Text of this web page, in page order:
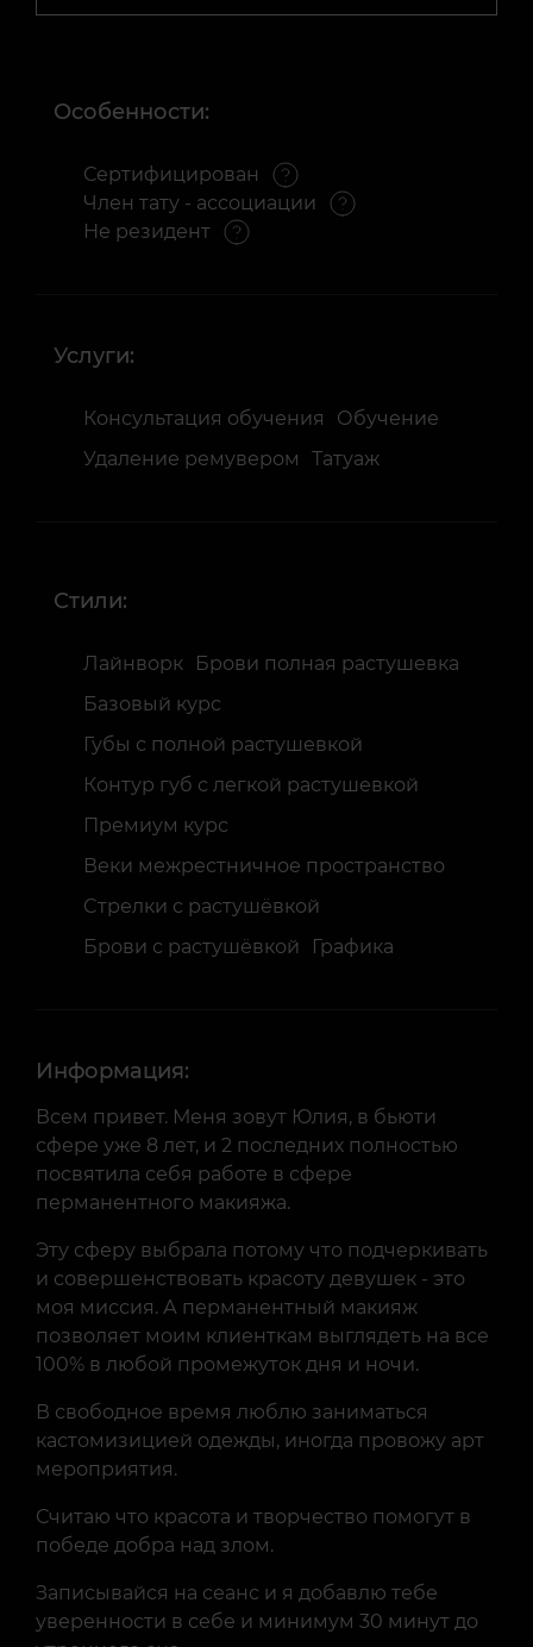
Особенности:
Сертифицирован
Член тату - ассоциации
Не резидент
Услуги:
Консультация обучения
Обучение
Удаление ремувером
Татуаж
Стили:
Лайнворк
Брови полная растушевка
Базовый курс
Губы с полной растушевкой
Контур губ с легкой растушевкой
Премиум курс
Веки межрестничное пространство
Cтрелки с растушёвкой
Брови с растушёвкой
Графика
Информация:
Всем привет. Меня зовут Юлия, в бьюти
сфере уже 8 лет, и 2 последних полностью
посвятила себя работе в сфере
перманентного макияжа.
Эту сферу выбрала потому что подчеркивать
и совершенствовать красоту девушек - это
моя миссия. А перманентный макияж
позволяет моим клиенткам выглядеть на все
100% в любой промежуток дня и ночи.
В свободное время люблю заниматься
кастомизицией одежды, иногда провожу арт
мероприятия.
Считаю что красота и творчество помогут в
победе добра над злом.
Записывайся на сеанс и я добавлю тебе
уверенности в себе и минимум 30 минут до